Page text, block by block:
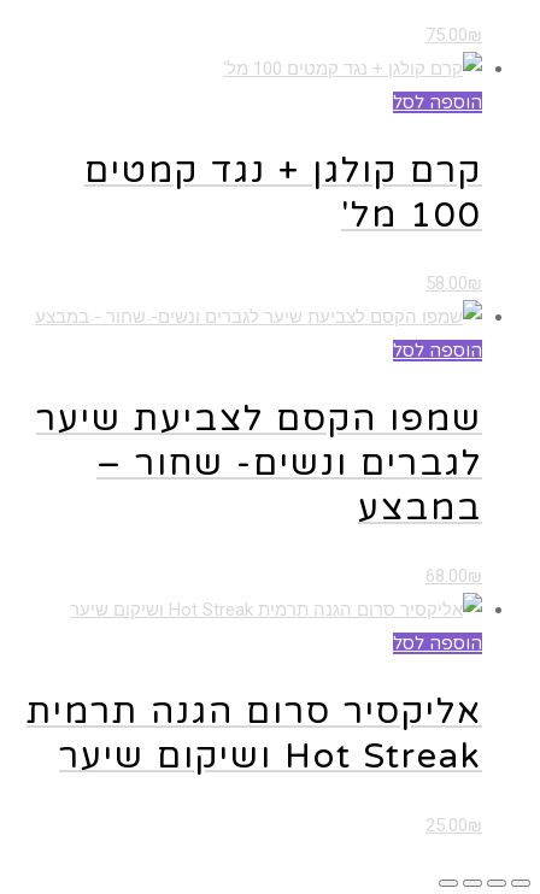
75.00₪
הוספה לסל
קרם קולגן + נגד קמטים
100 מל'
58.00₪
הוספה לסל
שמפו הקסם לצביעת שיער
לגברים ונשים- שחור –
במבצע
68.00₪
הוספה לסל
אליקסיר סרום הגנה תרמית
Hot Streak ושיקום שיער
25.00₪